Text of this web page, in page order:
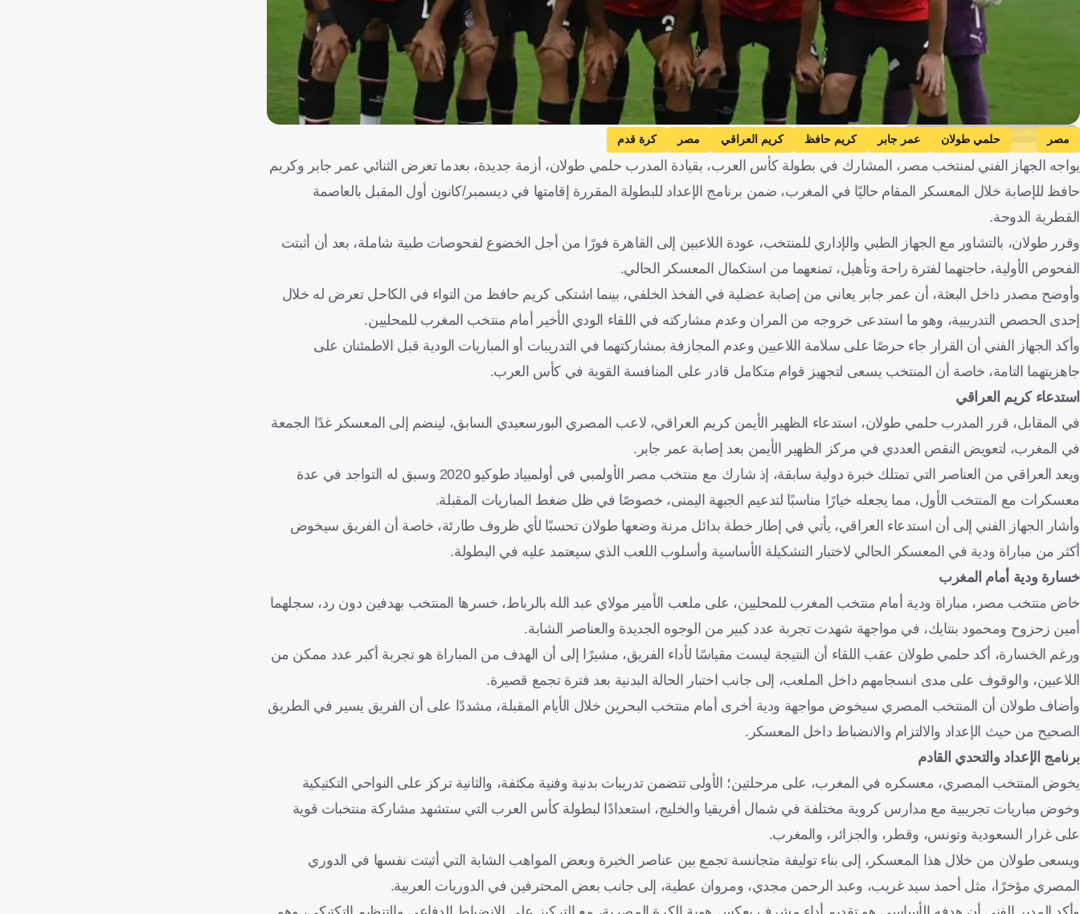
Egyptian Football Association media
مصر حلمي طولان عمر جابر كريم حافظ كريم العراقي مصر كرة قدم
يواجه الجهاز الفني لمنتخب مصر، المشارك في بطولة كأس العرب، بقيادة المدرب حلمي طولان، أزمة جديدة، بعدما تعرض الثنائي عمر جابر وكريم
حافظ للإصابة خلال المعسكر المقام حاليًا في المغرب، ضمن برنامج الإعداد للبطولة المقررة إقامتها في ديسمبر/كانون أول المقبل بالعاصمة
القطرية الدوحة.
وقرر طولان، بالتشاور مع الجهاز الطبي والإداري للمنتخب، عودة اللاعبين إلى القاهرة فورًا من أجل الخضوع لفحوصات طبية شاملة، بعد أن أثبتت
الفحوص الأولية، حاجتهما لفترة راحة وتأهيل، تمنعهما من استكمال المعسكر الحالي.
وأوضح مصدر داخل البعثة، أن عمر جابر يعاني من إصابة عضلية في الفخذ الخلفي، بينما اشتكى كريم حافظ من التواء في الكاحل تعرض له خلال
إحدى الحصص التدريبية، وهو ما استدعى خروجه من المران وعدم مشاركته في اللقاء الودي الأخير أمام منتخب المغرب للمحليين.
وأكد الجهاز الفني أن القرار جاء حرصًا على سلامة اللاعبين وعدم المجازفة بمشاركتهما في التدريبات أو المباريات الودية قبل الاطمئنان على
جاهزيتهما التامة، خاصة أن المنتخب يسعى لتجهيز قوام متكامل قادر على المنافسة القوية في كأس العرب.
استدعاء كريم العراقي
في المقابل، قرر المدرب حلمي طولان، استدعاء الظهير الأيمن كريم العراقي، لاعب المصري البورسعيدي السابق، لينضم إلى المعسكر غدًا الجمعة
في المغرب، لتعويض النقص العددي في مركز الظهير الأيمن بعد إصابة عمر جابر.
ويعد العراقي من العناصر التي تمتلك خبرة دولية سابقة، إذ شارك مع منتخب مصر الأولمبي في أولمبياد طوكيو 2020 وسبق له التواجد في عدة
معسكرات مع المنتخب الأول، مما يجعله خيارًا مناسبًا لتدعيم الجبهة اليمنى، خصوصًا في ظل ضغط المباريات المقبلة.
وأشار الجهاز الفني إلى أن استدعاء العراقي، يأتي في إطار خطة بدائل مرنة وضعها طولان تحسبًا لأي ظروف طارئة، خاصة أن الفريق سيخوض
أكثر من مباراة ودية في المعسكر الحالي لاختبار التشكيلة الأساسية وأسلوب اللعب الذي سيعتمد عليه في البطولة.
خسارة ودية أمام المغرب
خاض منتخب مصر، مباراة ودية أمام منتخب المغرب للمحليين، على ملعب الأمير مولاي عبد الله بالرباط، خسرها المنتخب بهدفين دون رد، سجلهما
أمين زحزوح ومحمود بنتايك، في مواجهة شهدت تجربة عدد كبير من الوجوه الجديدة والعناصر الشابة.
ورغم الخسارة، أكد حلمي طولان عقب اللقاء أن النتيجة ليست مقياسًا لأداء الفريق، مشيرًا إلى أن الهدف من المباراة هو تجربة أكبر عدد ممكن من
اللاعبين، والوقوف على مدى انسجامهم داخل الملعب، إلى جانب اختبار الحالة البدنية بعد فترة تجمع قصيرة.
وأضاف طولان أن المنتخب المصري سيخوض مواجهة ودية أخرى أمام منتخب البحرين خلال الأيام المقبلة، مشددًا على أن الفريق يسير في الطريق
الصحيح من حيث الإعداد والالتزام والانضباط داخل المعسكر.
برنامج الإعداد والتحدي القادم
يخوض المنتخب المصري، معسكره في المغرب، على مرحلتين؛ الأولى تتضمن تدريبات بدنية وفنية مكثفة، والثانية تركز على النواحي التكتيكية
وخوض مباريات تجريبية مع مدارس كروية مختلفة في شمال أفريقيا والخليج، استعدادًا لبطولة كأس العرب التي ستشهد مشاركة منتخبات قوية
على غرار السعودية وتونس، وقطر، والجزائر، والمغرب.
ويسعى طولان من خلال هذا المعسكر، إلى بناء توليفة متجانسة تجمع بين عناصر الخبرة وبعض المواهب الشابة التي أثبتت نفسها في الدوري
المصري مؤخرًا، مثل أحمد سيد غريب، وعبد الرحمن مجدي، ومروان عطية، إلى جانب بعض المحترفين في الدوريات العربية.